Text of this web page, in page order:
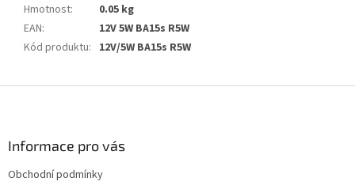
Hmotnost:
0.05 kg
EAN:
12V 5W BA15s R5W
Kód produktu: 12V/5W BA15s R5W
Informace pro vás
Obchodní podmínky